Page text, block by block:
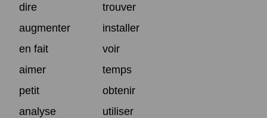
dire
trouver
augmenter
installer
en fait
voir
aimer
temps
petit
obtenir
analyse
utiliser